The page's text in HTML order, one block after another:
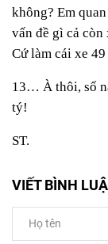
không? Em
vấn đề gì cả
Cứ làm cái xe
13… À thôi, số
tý!
ST.
VIẾT BÌNH